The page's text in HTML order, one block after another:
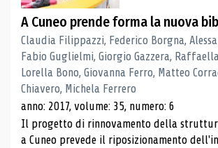
A Cuneo prende forma la nuova
Claudia Filippazzi, Federico Borgna,
Fabio Guglielmi, Giorgio Gazzera,
Lorella Bono, Giovanna Ferro, Matteo
Chiavero, Michela Ferrero
anno: 2017, volume: 35, numero: 6
Il progetto di rinnovamento della
a Cuneo prevede il riposizionamento